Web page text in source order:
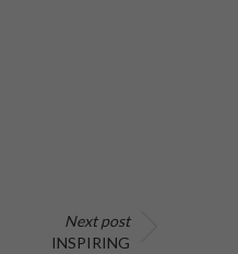
Next post
INSPIRING